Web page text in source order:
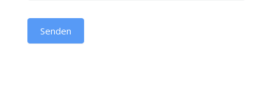
Senden